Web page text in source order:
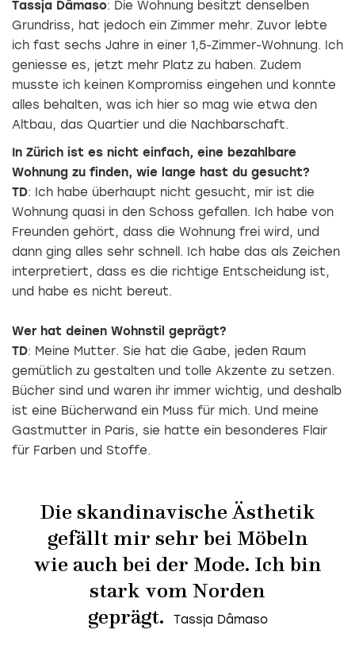
Tassja Dâmaso: Die Wohnung besitzt denselben
Grundriss, hat jedoch ein Zimmer mehr. Zuvor lebte
ich fast sechs Jahre in einer 1,5-Zimmer-Wohnung. Ich
ge­niesse es, jetzt mehr Platz zu haben. Zudem
musste ich keinen Kompromiss eingehen und konnte
alles behalten, was ich hier so mag wie etwa den
Altbau, das Quartier und die Nachbarschaft.
In Zürich ist es nicht einfach, eine bezahlbare
Wohnung zu finden, wie lange hast du gesucht?
TD: Ich habe überhaupt nicht gesucht, mir ist die
Wohnung quasi in den Schoss ­gefallen. Ich habe von
Freunden gehört, dass die Wohnung frei wird, und
dann ging alles sehr schnell. Ich habe das als Zeichen
interpretiert, dass es die richtige Entscheidung ist,
und habe es nicht bereut.
Wer hat deinen Wohnstil geprägt?
TD: Meine Mutter. Sie hat die Gabe, jeden Raum
gemütlich zu gestalten und tolle Akzente zu setzen.
Bücher sind und waren ihr immer wichtig, und deshalb
ist eine Bücherwand ein Muss für mich. Und meine
Gastmutter in Paris, sie hatte ein besonderes Flair
für Farben und Stoffe.
Die skandinavische Ästhetik
gefällt mir sehr bei Möbeln
wie auch bei der Mode. Ich bin
stark vom Norden
geprägt.